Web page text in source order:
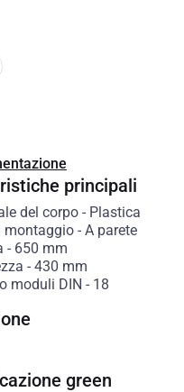
principali
del corpo- Plastica
montaggio- A parete
- 650 mm
- 430 mm
moduli DIN - 18
green